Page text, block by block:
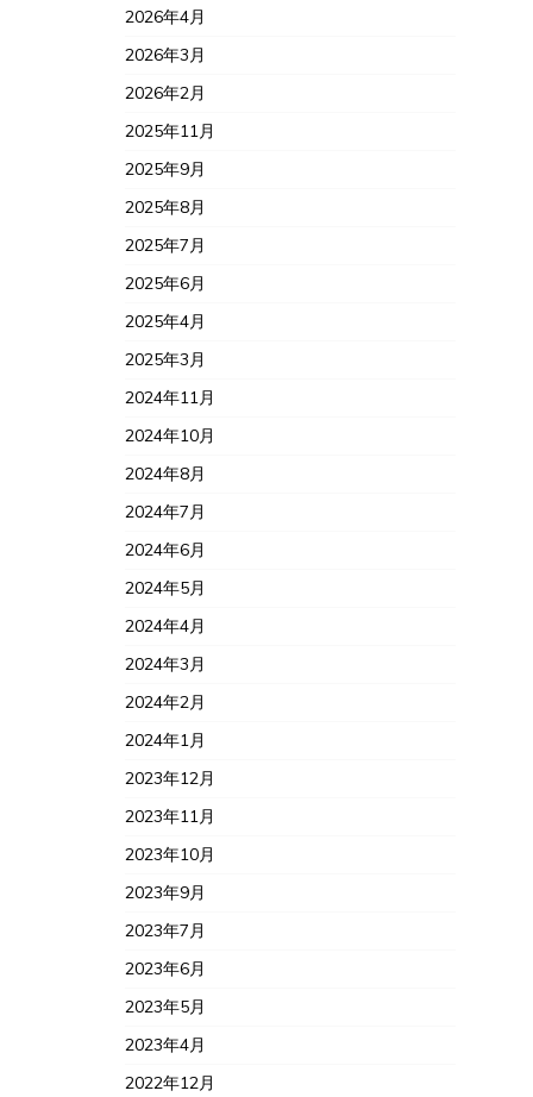
2026年4月
2026年3月
2026年2月
2025年11月
2025年9月
2025年8月
2025年7月
2025年6月
2025年4月
2025年3月
2024年11月
2024年10月
2024年8月
2024年7月
2024年6月
2024年5月
2024年4月
2024年3月
2024年2月
2024年1月
2023年12月
2023年11月
2023年10月
2023年9月
2023年7月
2023年6月
2023年5月
2023年4月
2022年12月